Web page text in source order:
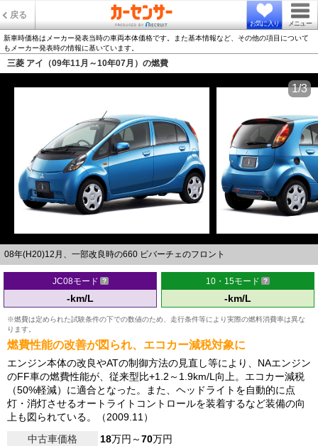
戻る
お気に入り メニュー
新車時価格はメーカー発表当時の車両本体価格です。また基本情報など、その他の項目について
もメーカー発表時の情報に基いています。
三菱 アイ（09年11月～10年07月）の燃費
08年(H20)12月、一部改良時の660 ビバーチェのフロント
1/3
JC08モード
-km/L
10・15モード
-km/L
※燃費は定められた試験条件の下での数値のため、走行条件等により実際の燃料消費率は異な
ります。
燃費性能の改善が図られ、エコカー減税対象に
エンジン本体の改良やATの制御方法の見直し等により、NAエンジン
のFF車の燃費性能が、従来型比+1.2～1.9km/L向上。エコカー減税
（50%軽減）に適合となった。また、ヘッドライトを自動的に点
灯・消灯させるオートライトコントロールを装着するなど装備の向
上も図られている。（2009.11）
中古車価格
18万円～70万円